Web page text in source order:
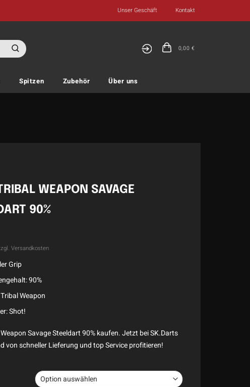
Unser Geschäft Kontakt
0,00 €
Spitzen Zubehör Über uns
WEAPON SAVAGE
90%
Versandkosten
Grip
90%
Weapon
Shot!
Savage Steeldart 90% kaufen. Jetzt bei SK.Darts
von schneller Lieferung und top Service profitieren!